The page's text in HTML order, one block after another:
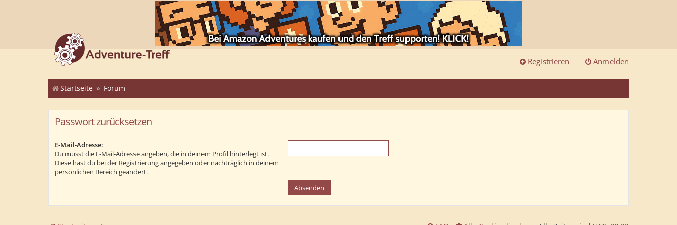
Anmelden
Registrieren
Startseite Forum
Passwort zurücksetzen
E-Mail-Adresse:
Du musst die E-Mail-Adresse angeben, die in deinem Profil hinterlegt ist.
Diese hast du bei der Registrierung angegeben oder nachträglich in deinem
persönlichen Bereich geändert.